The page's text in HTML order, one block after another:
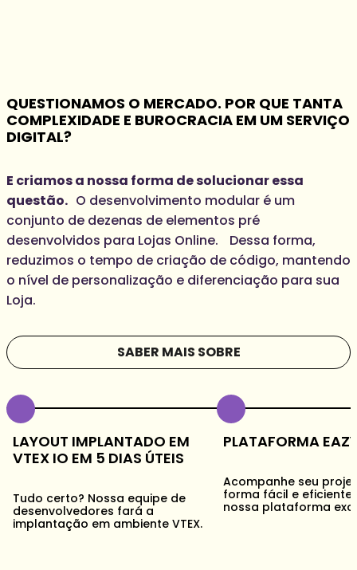
QUESTIONAMOS O MERCADO. POR QUE TANTA
COMPLEXIDADE E BUROCRACIA EM UM SERVIÇO
DIGITAL?
E criamos a nossa forma de solucionar essa
questão. O desenvolvimento modular é um
conjunto de dezenas de elementos pré
desenvolvidos para Lojas Online. Dessa forma,
reduzimos o tempo de criação de código, mantendo
o nível de personalização e diferenciação para sua
Loja.
SABER MAIS SOBRE
IMPLANTADO EM
EM 5 DIAS ÚTEIS
Nossa equipe de
fará a
em ambiente VTEX.
PLATAFORMA EAZY GO
Acompanhe seu projeto de
forma fácil e eficiente através
nossa plataforma exclusiva